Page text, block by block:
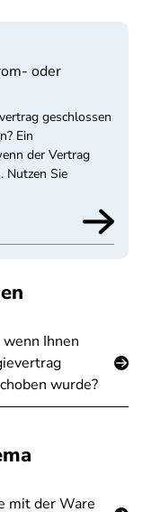
oder
geschlossen
Ein
der Vertrag
Nutzen Sie
Ihnen
wurde?
mit der Ware